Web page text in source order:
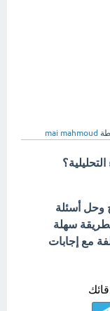
mai mahmoud
أسئلة
سهلة
مع إجابات